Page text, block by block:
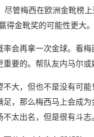
尽管梅西在欧洲金靴榜
得金靴奖的可能性更大。
率会再拿一次金球。看
要的。帮队友内马尔
不大，但也不是没有可
，那么梅西马上会成
太出名，但是很有斗志